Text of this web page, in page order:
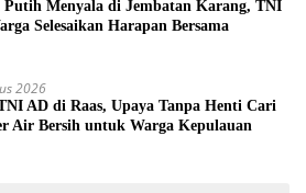
Putih Menyala di Jembatan Karang, TNI
Selesaikan Harapan Bersama
2026
AD di Raas, Upaya Tanpa Henti Cari
Air Bersih untuk Warga Kepulauan